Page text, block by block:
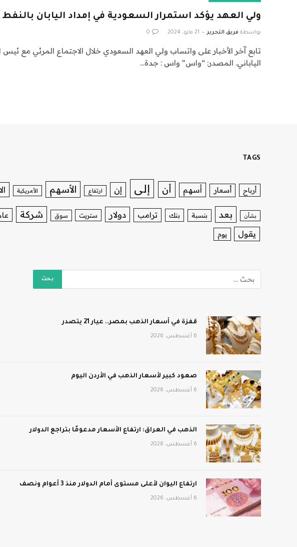
ولي العهد‬⁩ يؤكد استمرار السعودية في إمداد اليابان بالنفط
بواسطة فريق التحرير 21 مايو، 2024 0
تابع آخر الأخبار على واتساب ولي العهد السعودي خلال الاجتماع المرئي مع ئيس
الياباني. المصدر: “واس” واس : جدة…
TAGS
أرباح أسعار أسهم أن إلى إن ارتفاع الأسهم الأمريكية
بشأن بعد بنسبة بنك ترامب دولار ستريت سوق شركة
يقول يوم
قفزة في أسعار الذهب بمصر.. عيار 21 يتصدر
6 أغسطس، 2026
صعود كبير لأسعار الذهب في الأردن اليوم
6 أغسطس، 2026
الذهب في العراق: ارتفاع الأسعار مدعومًا بتراجع الدولار
6 أغسطس، 2026
ارتفاع اليوان لأعلى مستوى أمام الدولار منذ 3 أعوام ونصف
6 أغسطس، 2026